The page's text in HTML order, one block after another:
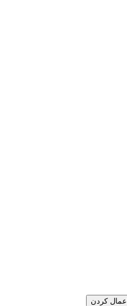
اعمال کردن